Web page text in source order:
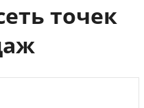
точек